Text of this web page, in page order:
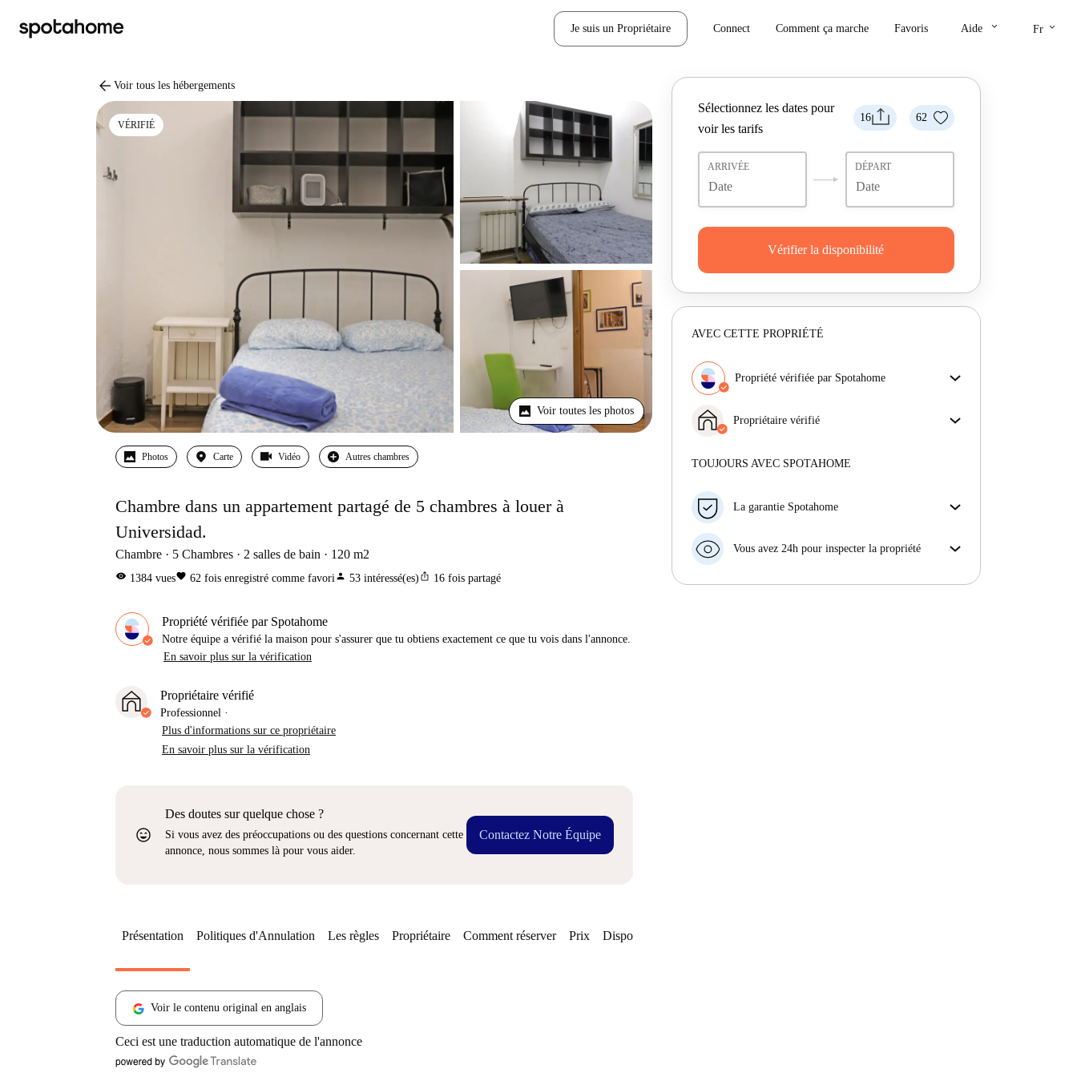
Je suis un Propriétaire Connect Comment ça marche Favoris Aide keyboard_arrow_down Fr keyboard_arrow_down
arrow_back Voir tous les hébergements
VÉRIFIÉ
Voir toutes les photos
Photos Carte Vidéo Autres chambres
Chambre dans un appartement partagé de 5 chambres à louer à
Universidad.
Chambre 5 Chambres 2 salles de bain 120 m2
visibility 1384 vuesfavorite 62 fois enregistré comme favoriperson 53 intéressé(es) ios_share 16 fois partagé
Propriété vérifiée par Spotahome
Notre équipe a vérifié la maison pour s'assurer que tu obtiens exactement ce que tu vois dans l'annonce.
En savoir plus sur la vérification
Propriétaire vérifié
Professionnel ·
Plus d'informations sur ce propriétaire
En savoir plus sur la vérification
sentiment_very_satisfied
Des doutes sur quelque chose ?
Si vous avez des préoccupations ou des questions concernant cette
annonce, nous sommes là pour vous aider.
Contactez Notre Équipe
16 62
Sélectionnez les dates pour
voir les tarifs
ARRIVÉE DÉPART
Vérifier la disponibilité
AVEC CETTE PROPRIÉTÉ
Propriété vérifiée par Spotahome
obtiens exactement ce que tu vois dans l'annonce.
En savoir plus sur la vérification
Propriétaire vérifié
Plus d'informations sur ce propriétaire
TOUJOURS AVEC SPOTAHOME
La garantie Spotahome
préavis, nous allons soit (A) vous payer une chambre
soit (B) vous rembourser en totalité.
Vous avez 24h pour inspecter la propriété
Présentation Politiques d'Annulation Les règles Propriétaire Comment réserver Prix Disponibilités
Voir le contenu original en anglais
Ceci est une traduction automatique de l'annonce